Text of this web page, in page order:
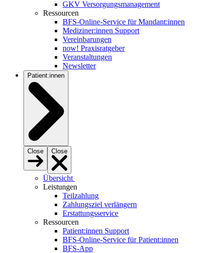
GKV Versorgungsmanagement
Ressourcen
BFS-Online-Service für Mandant:innen
Mediziner:innen Support
Vereinbarungen
now! Praxisratgeber
Veranstaltungen
Newsletter
Patient:innen
Close Close
Übersicht
Leistungen
Teilzahlung
Zahlungsziel verlängern
Erstattungsservice
Ressourcen
Patient:innen Support
BFS-Online-Service für Patient:innen
BFS-App